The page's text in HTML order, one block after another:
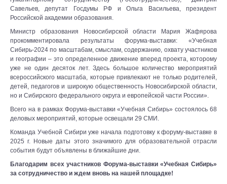
Савельев, депутат Госдумы РФ и Ольга Васильева, президент
Российской академии образования.
Министр образования Новосибирской области Мария Жафярова
прокомментировала результаты форума-выставки: «Учебная
Сибирь-2024 по масштабам, смыслам, содержанию, охвату участников
и географии – это определенное движение вперед проекта, которому
уже не один десяток лет. Здесь большое количество мероприятий
всероссийского масштаба, которые привлекают не только родителей,
детей, педагогов и широкую общественность Новосибирской области,
но и Сибирского федерального округа и европейской части России».
Всего на в рамках Форума-выставки «Учебная Сибирь» состоялось 68
деловых мероприятий, которые освещали 29 СМИ.
Команда Учебной Сибири уже начала подготовку к форуму-выставке в
2025 г. Новые даты этого значимого для образовательной отрасли
события будут объявлены в ближайшие дни.
Благодарим всех участников Форума-выставки «Учебная Сибирь»
за сотрудничество и ждем вновь на нашей площадке!